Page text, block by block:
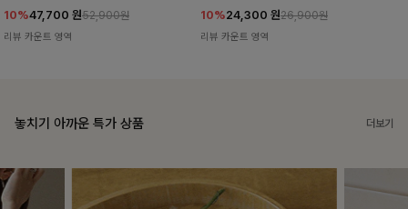
10%47,700 원52,900원
리뷰 카운트 영역
10%24,300 원26,900원
리뷰 카운트 영역
놓치기 아까운 특가 상품 더보기